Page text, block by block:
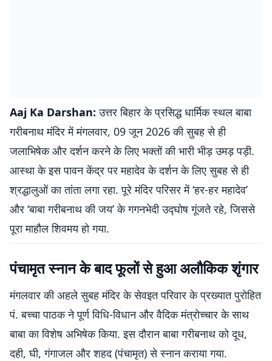
Aaj Ka Darshan: उत्तर बिहार के प्रसिद्ध धार्मिक स्थल बाबा
गरीबनाथ मंदिर में मंगलवार, 09 जून 2026 की सुबह से ही
जलाभिषेक और दर्शन करने के लिए भक्तों की भारी भीड़ उमड़ पड़ी.
आस्था के इस पावन केंद्र पर महादेव के दर्शन के लिए सुबह से ही
श्रद्धालुओं का तांता लगा रहा. पूरे मंदिर परिसर में ‘हर-हर महादेव’
और ‘बाबा गरीबनाथ की जय’ के गगनभेदी उद्घोष गूंजते रहे, जिससे
पूरा माहौल शिवमय हो गया.
पंचामृत स्नान के बाद फूलों से हुआ अलौकिक शृंगार
मंगलवार की अहले सुबह मंदिर के सेवइत परिवार के प्रख्यात पुरोहित
पं. बच्चा पाठक ने पूर्ण विधि-विधान और वैदिक मंत्रोच्चार के साथ
बाबा का विशेष अभिषेक किया. इस दौरान बाबा गरीबनाथ को दूध,
दही, घी, गंगाजल और शहद (पंचामृत) से स्नान कराया गया.